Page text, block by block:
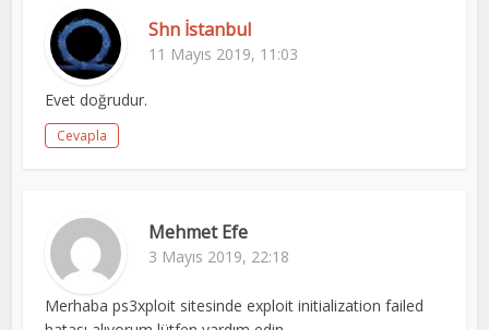
Shn İstanbul
11 Mayıs 2019, 11:03
Evet doğrudur.
Cevapla
Mehmet Efe
3 Mayıs 2019, 22:18
Merhaba ps3xploit sitesinde exploit initialization failed